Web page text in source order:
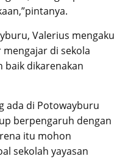
Valerius mengaku
di sekola
baik dikarenakan
ada di Potowayburu
berpengaruh dengan
itu mohon
sekolah yayasan